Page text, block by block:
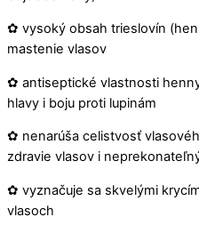
✿ vysoký obsah trieslovín
mastenie vlasov
✿ antiseptické vlastnosti
hlavy i boju proti lupinám
✿ nenarúša celistvosť
zdravie vlasov i
✿ vyznačuje sa skvelými
vlasoch